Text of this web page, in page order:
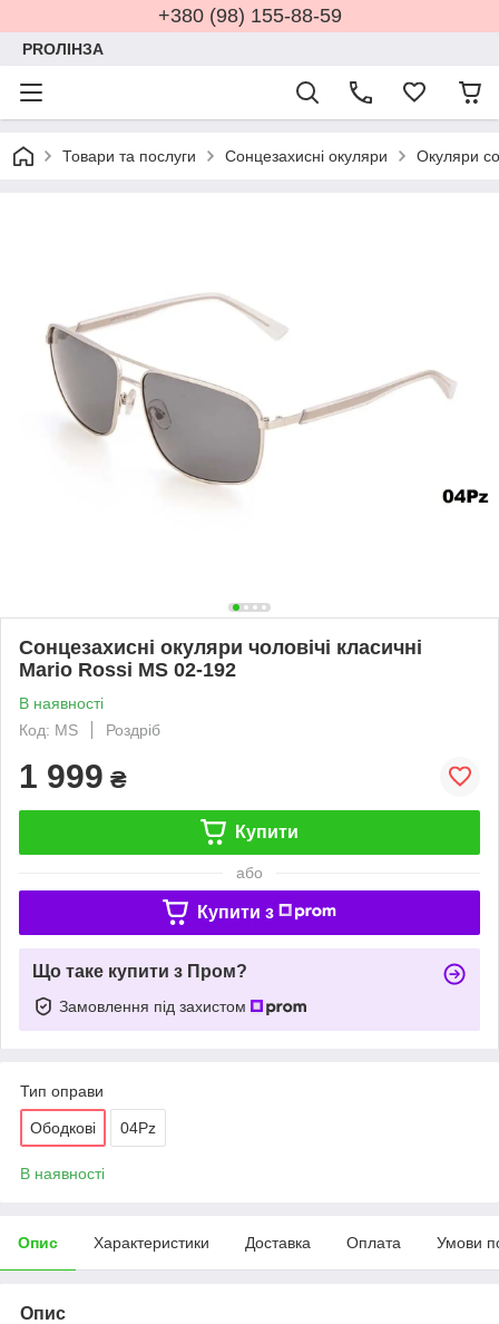
+380 (98) 155-88-59
PROЛІНЗА
Товари та послуги Сонцезахисні окуляри Окуляри
Cонцезахисні окуляри чоловічі класичні
Mario Rossi MS 02-192
В наявності
Код: MS
Роздріб
1 999 ₴
Купити
або
Купити з
Що таке купити з Пром?
Замовлення під захистом
Тип оправи
Ободкові 04Pz
В наявності
Опис Характеристики Доставка Оплата Умови
Опис